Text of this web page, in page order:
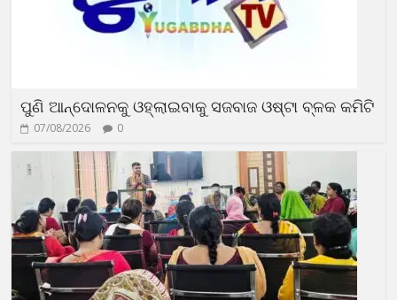
ପୁଣି ଆନ୍ଦୋଳନକୁ ଓହ୍ଲାଇବାକୁ ସଜବାଜ ଓଷ୍ଟା ବ୍ଳକ କମିଟି
07/08/2026 0